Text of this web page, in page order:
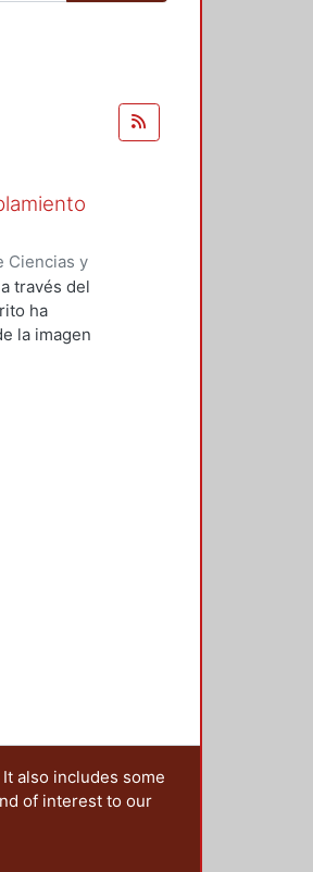
Ciencias y
,2013-
través del
ha
la imagen
also includes some
of interest to our